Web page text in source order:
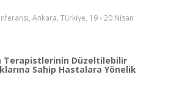
Ankara, Türkiye, 19 - 20 Nisan
Terapistlerinin Düzeltilebilir
Sahip Hastalara Yönelik